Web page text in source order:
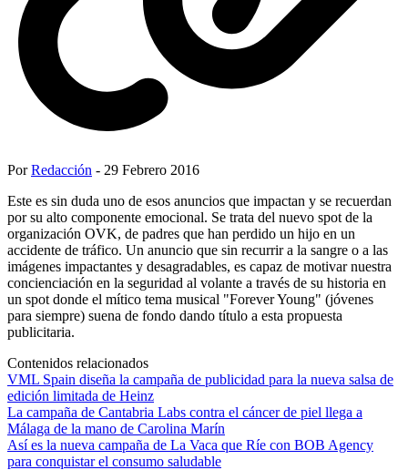
PorRedacción - 29 Febrero 2016
Este es sin duda uno de esos anuncios que impactan y se recuerdan
por su alto componente emocional. Se trata del nuevo spot de la
organización OVK, de padres que han perdido un hijo en un
accidente de tráfico. Un anuncio que sin recurrir a la sangre o a las
imágenes impactantes y desagradables, es capaz de motivar nuestra
concienciación en la seguridad al volante a través de su historia en
un spot donde el mítico tema musical "Forever Young" (jóvenes
para siempre) suena de fondo dando título a esta propuesta
publicitaria.
Contenidos relacionados
VML Spain diseña la campaña de publicidad para la nueva salsa de
edición limitada de Heinz
La campaña de Cantabria Labs contra el cáncer de piel llega a
Málaga de la mano de Carolina Marín
Así es la nueva campaña de La Vaca que Ríe con BOB Agency
para conquistar el consumo saludable